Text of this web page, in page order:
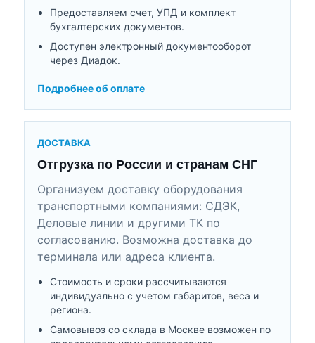
Предоставляем счет, УПД и комплект
бухгалтерских документов.
Доступен электронный документооборот
через Диадок.
Подробнее об оплате
ДОСТАВКА
Отгрузка по России и странам СНГ
Организуем доставку оборудования
транспортными компаниями: СДЭК,
Деловые линии и другими ТК по
согласованию. Возможна доставка до
терминала или адреса клиента.
Стоимость и сроки рассчитываются
индивидуально с учетом габаритов, веса и
региона.
Самовывоз со склада в Москве возможен по